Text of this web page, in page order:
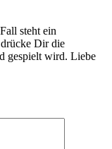
steht ein
Dir die
gespielt wird. Liebe